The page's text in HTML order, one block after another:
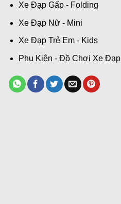
Xe Đạp Gấp - Folding
Xe Đạp Nữ - Mini
Xe Đạp Trẻ Em - Kids
Phụ Kiện - Đồ Chơi Xe Đạp